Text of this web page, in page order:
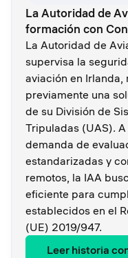
La Autoridad de
formación con
La Autoridad de
supervisa la
aviación en
previamente una
de su División de
Tripuladas (UAS).
demanda de
estandarizadas y
remotos, la IAA
eficiente para
establecidos en el
(UE) 2019/947.
Leer historia